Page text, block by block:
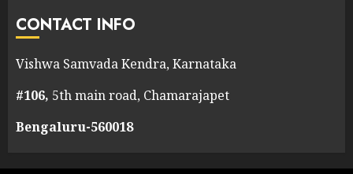
CONTACT INFO
Vishwa Samvada Kendra, Karnataka
#106, 5th main road, Chamarajapet
Bengaluru-560018